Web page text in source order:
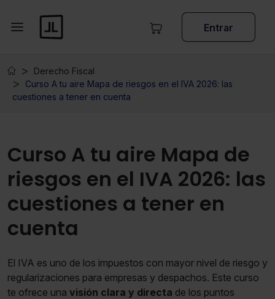
Entrar
Derecho Fiscal
Curso A tu aire Mapa de riesgos en el IVA 2026: las
cuestiones a tener en cuenta
Curso A tu aire Mapa de
riesgos en el IVA 2026: las
cuestiones a tener en
cuenta
El IVA es uno de los impuestos con mayor nivel de riesgo y
regularizaciones para empresas y despachos. Este curso
te ofrece una visión clara y directa de los puntos